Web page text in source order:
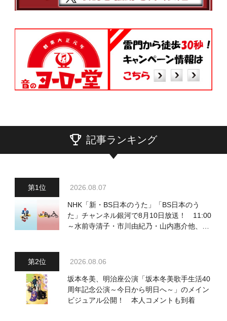
記事ランキング
2026.08.07
NHK「新・BS日本のうた」「BS日本のう
た」チャンネル銀河で8月10日放送！ 11:00
～水前寺清子・市川由紀乃・山内惠介他、
2026.08.06
坂本冬美、明治座公演「坂本冬美歌手生活40
周年記念公演～今日から明日へ～」のメイン
ビジュアル公開！ 本人コメントも到着